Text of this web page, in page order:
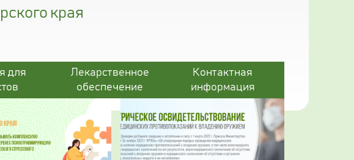
края
для
Лекарственное
обеспечение
Контактная
информация